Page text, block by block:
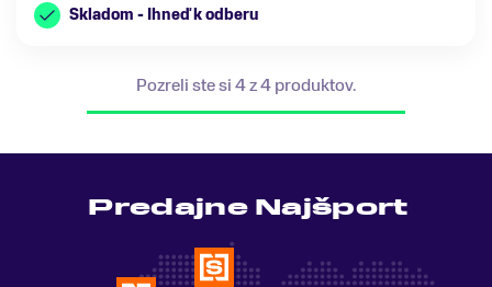
Skladom - Ihneď k odberu
Pozreli ste si 4 z 4 produktov.
Predajne Najšport